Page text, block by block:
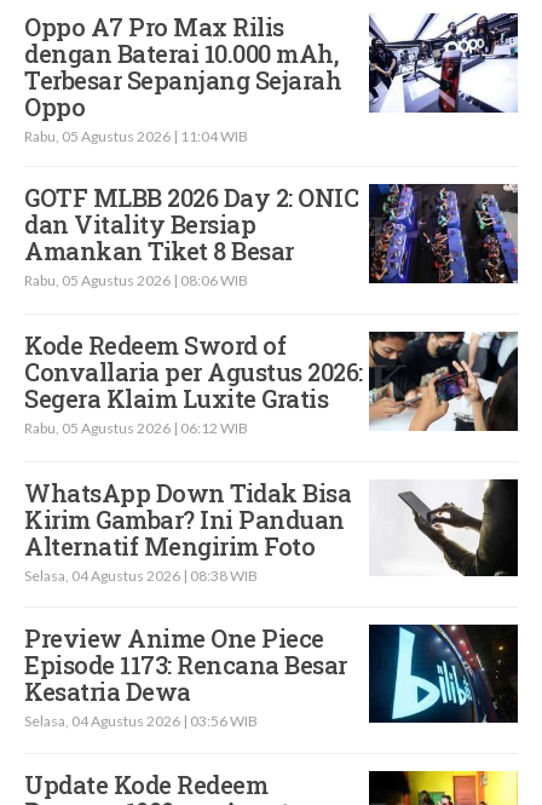
Oppo A7 Pro Max Rilis
dengan Baterai 10.000 mAh,
Terbesar Sepanjang Sejarah
Oppo
Rabu, 05 Agustus 2026 | 11:04 WIB
GOTF MLBB 2026 Day 2: ONIC
dan Vitality Bersiap
Amankan Tiket 8 Besar
Rabu, 05 Agustus 2026 | 08:06 WIB
Kode Redeem Sword of
Convallaria per Agustus 2026:
Segera Klaim Luxite Gratis
Rabu, 05 Agustus 2026 | 06:12 WIB
WhatsApp Down Tidak Bisa
Kirim Gambar? Ini Panduan
Alternatif Mengirim Foto
Selasa, 04 Agustus 2026 | 08:38 WIB
Preview Anime One Piece
Episode 1173: Rencana Besar
Kesatria Dewa
Selasa, 04 Agustus 2026 | 03:56 WIB
Update Kode Redeem